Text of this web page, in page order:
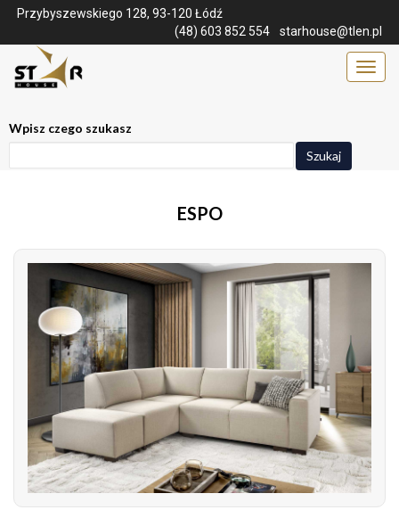
Przybyszewskiego 128, 93-120 Łódź
(48) 603 852 554
starhouse@tlen.pl
Menu
Wpisz czego szukasz
Szukaj
ESPO